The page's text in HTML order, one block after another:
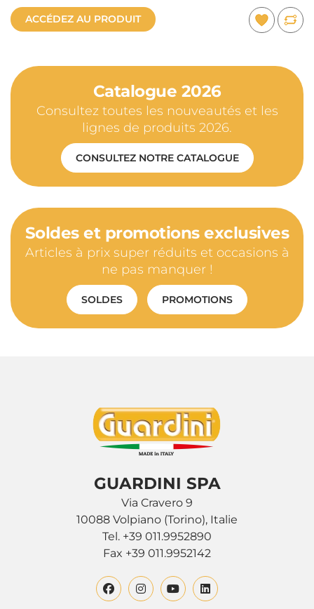
ACCÉDEZ AU PRODUIT
Catalogue 2026
Consultez toutes les nouveautés et les
lignes de produits 2026.
CONSULTEZ NOTRE CATALOGUE
Soldes et promotions exclusives
Articles à prix super réduits et occasions à
ne pas manquer !
SOLDES PROMOTIONS
GUARDINI SPA
Via Cravero 9
10088 Volpiano (Torino), Italie
Tel. +39 011.9952890
Fax +39 011.9952142